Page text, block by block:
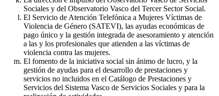
Sociales y del Observatorio Vasco del Tercer Sector Social.
El Servicio de Atención Telefónica a Mujeres Víctimas de
Violencia de Género (SATEVI), las ayudas económicas de
pago único y la gestión integrada de asesoramiento y atención
a las y los profesionales que atienden a las víctimas de
violencia contra las mujeres.
El fomento de la iniciativa social sin ánimo de lucro, y la
gestión de ayudas para el desarrollo de prestaciones y
servicios no incluidos en el Catálogo de Prestaciones y
Servicios del Sistema Vasco de Servicios Sociales y para la